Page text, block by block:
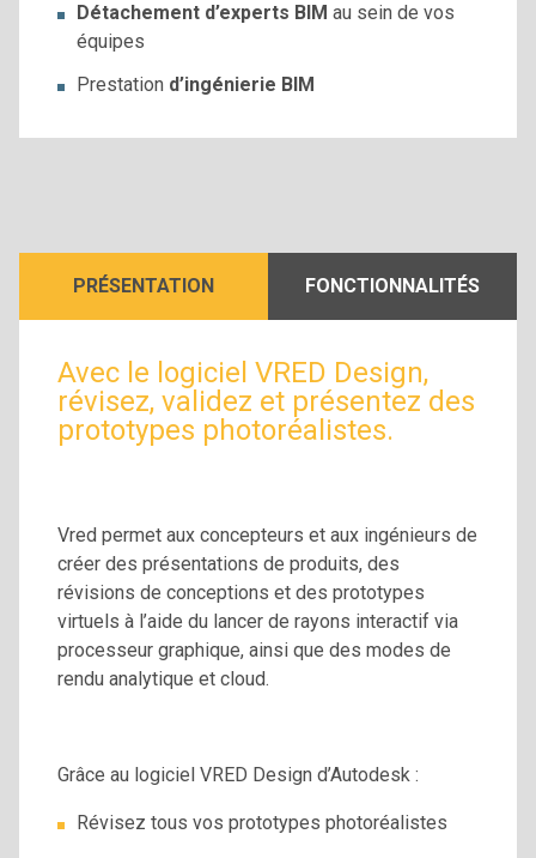
Détachement d’experts BIM au sein de vos
équipes
Prestation d’ingénierie BIM
PRÉSENTATION FONCTIONNALITÉS
Avec le logiciel VRED Design,
révisez, validez et présentez des
prototypes photoréalistes.
Vred permet aux concepteurs et aux ingénieurs de
créer des présentations de produits, des
révisions de conceptions et des prototypes
virtuels à l’aide du lancer de rayons interactif via
processeur graphique, ainsi que des modes de
rendu analytique et cloud.
Grâce au logiciel VRED Design d’Autodesk :
Révisez tous vos prototypes photoréalistes